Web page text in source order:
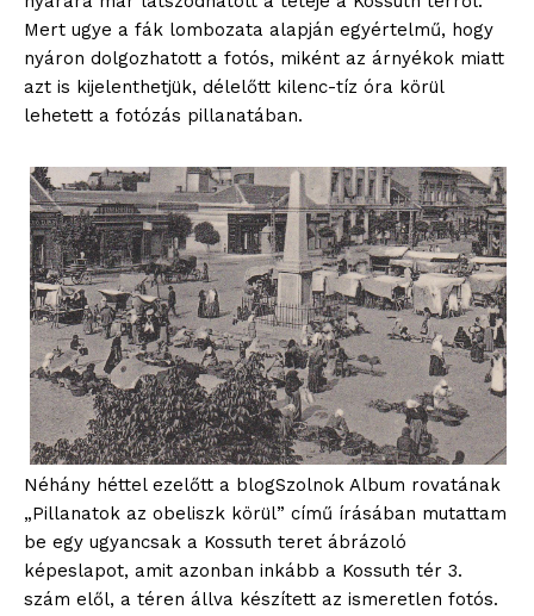
Mert ugye a fák lombozata alapján egyértelmű, hogy
nyáron dolgozhatott a fotós, miként az árnyékok miatt
azt is kijelenthetjük, délelőtt kilenc-tíz óra körül
lehetett a fotózás pillanatában.
Néhány héttel ezelőtt a blogSzolnok Album rovatának
„Pillanatok az obeliszk körül” című írásában mutattam
be egy ugyancsak a Kossuth teret ábrázoló
képeslapot, amit azonban inkább a Kossuth tér 3.
szám elől, a téren állva készített az ismeretlen fotós.